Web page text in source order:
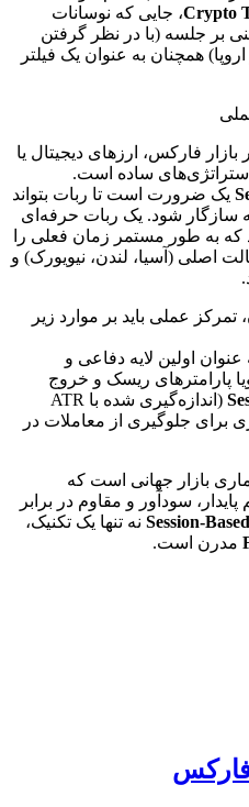
Crypto، جایی که نوسانات
بر جلسه (با در نظر گرفتن
همچنان به عنوان یک فیلتر
فارکس، ارزهای دیجیتال یا
ساده است.
یک ضرورت است تا ربات بتواند
سازگار شود. یک ربات حرفه‌ای
که به طور مستمر زمان فعلی را
اصلی (آسیا، لندن، نیویورک) و
عملی باید بر موارد زیر
اولین لایه دفاعی و
۲. تنظیم پویا پارامترهای ریسک و خروج
(اندازه‌گیری شده با ATR
خبری برای جلوگیری از معاملات در
بازار جهانی است که
سودآور و مقاوم در برابر
Session- نه تنها یک تکنیک،
مدرن است.